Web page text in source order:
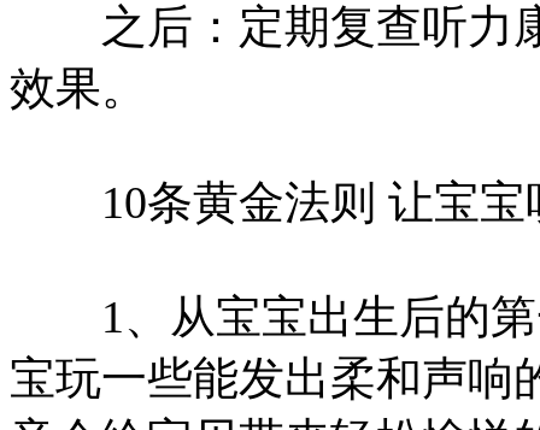
之后：定期复查听力
效果。
10条黄金法则 让宝宝
1、从宝宝出生后的第
宝玩一些能发出柔和声响